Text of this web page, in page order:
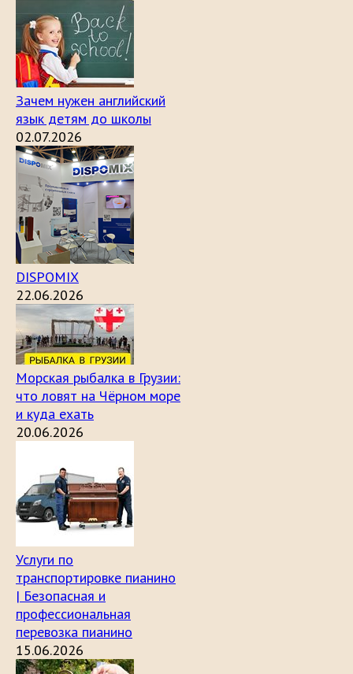
Зачем нужен английский
язык детям до школы
02.07.2026
DISPOMIX
22.06.2026
Морская рыбалка в Грузии:
что ловят на Чёрном море
и куда ехать
20.06.2026
Услуги по
транспортировке пианино
| Безопасная и
профессиональная
перевозка пианино
15.06.2026